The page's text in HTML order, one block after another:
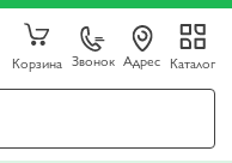
Корзина Звонок Адрес Каталог